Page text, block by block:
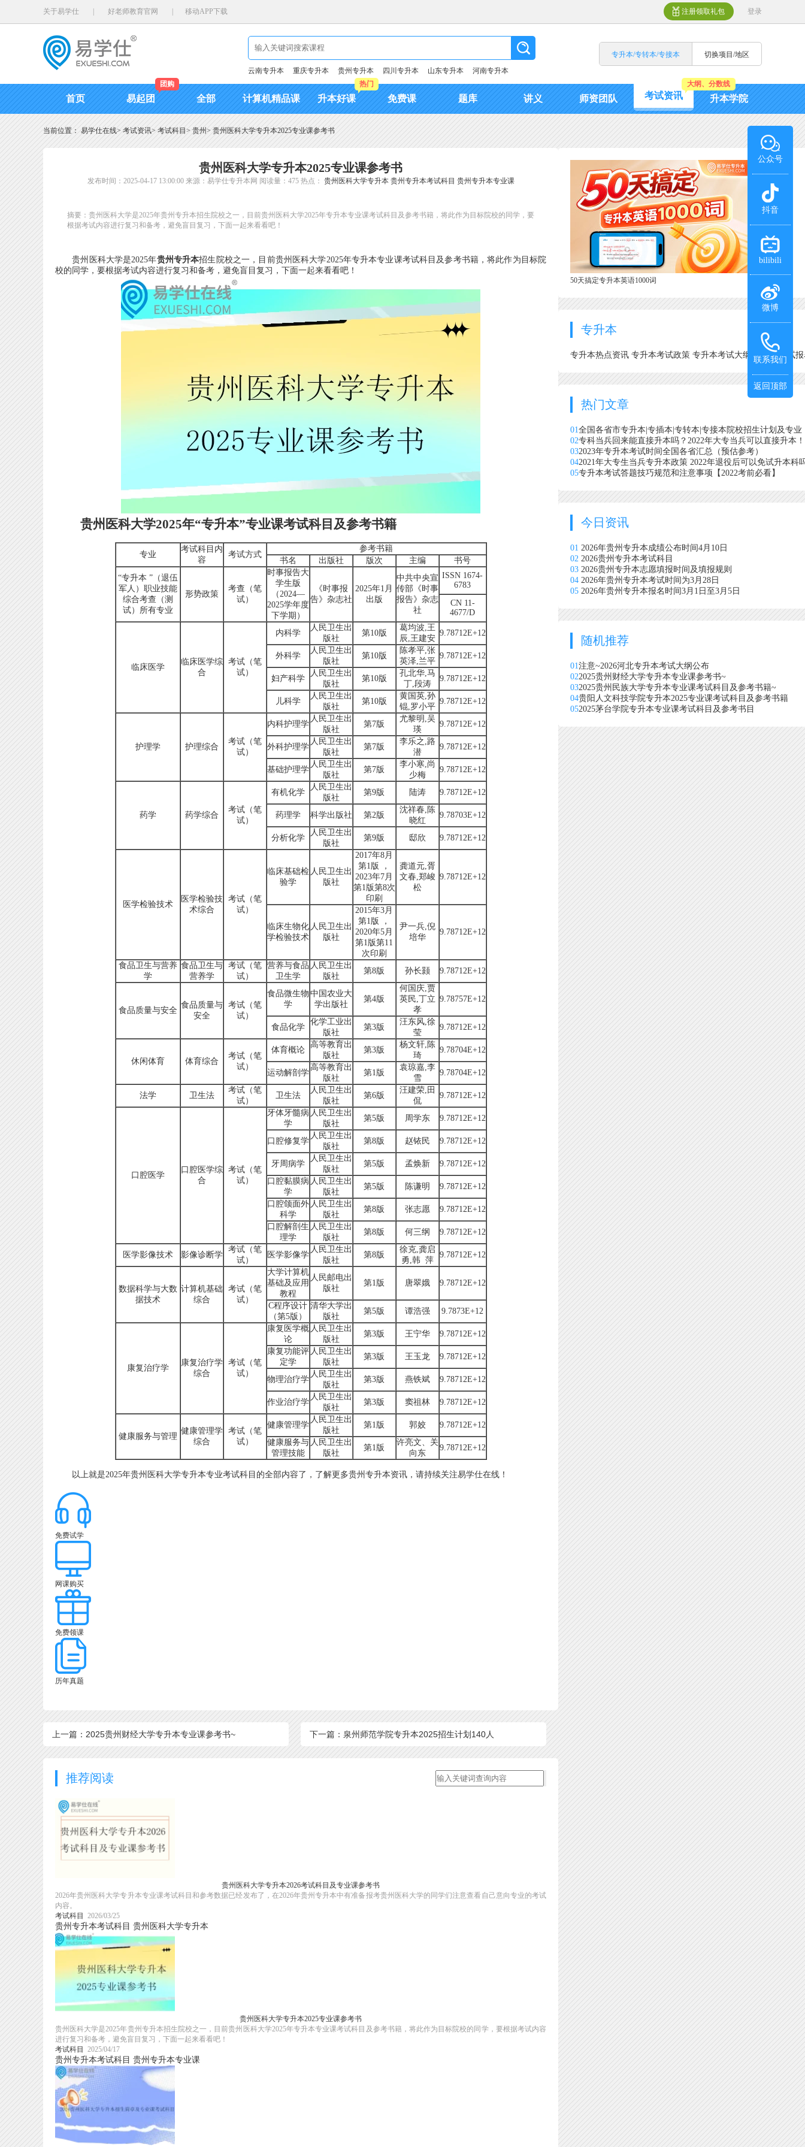
关于易学仕 好老师教育官网 移动APP下载 注册领取礼包 登录
云南专升本 重庆专升本 贵州专升本 四川专升本 山东专升本 河南专升本
专升本/专转本/专接本 切换项目/地区
首页 易起团
团购
全部 计算机精品课 升本好课
热门
免费课 题库 讲义 师资团队 考试资讯
大纲、分数线
升本学院
当前位置： 易学仕在线> 考试资讯> 考试科目 > 贵州> 贵州医科大学专升本2025专业课参考书
贵州医科大学专升本2025专业课参考书
发布时间：2025-04-17 13:00:00 来源：易学仕专升本网 阅读量：475 热点： 贵州医科大学专升本 贵州专升本考试科目 贵州专升本专业课
摘要：贵州医科大学是2025年贵州专升本招生院校之一，目前贵州医科大学2025年专升本专业课考试科目及参考书籍，将此作为目标院校的同学，要
根据考试内容进行复习和备考，避免盲目复习，下面一起来看看吧！
贵州医科大学是2025年贵州专升本招生院校之一，目前贵州医科大学2025年专升本专业课考试科目及参考书籍，将此作为目标院
校的同学，要根据考试内容进行复习和备考，避免盲目复习，下面一起来看看吧！
贵州医科大学2025年“专升本”专业课考试科目及参考书籍
专业
考试科目内
容
考试方式
参考书籍
书名
出版社 版次 主编
书号
“专升本 ”（退伍
军人）职业技能
综合考查（测
试）所有专业
形势政策
考查（笔
试）
时事报告大
学生版
（2024—
2025学年度
下学期）
《时事报
告》杂志社
2025年1月
出版
中共中央宣
传部《时事
报告》杂志
社
ISSN 1674-
6783
CN 11-
4677/D
临床医学
临床医学综
合
考试（笔
试）
内科学
人民卫生出
版社
第10版
葛均波,王
辰,王建安
9.78712E+12
外科学
人民卫生出
版社
第10版
陈孝平,张
英泽,兰平
9.78712E+12
妇产科学
人民卫生出
版社
第10版
孔北华,马
丁,段涛
9.78712E+12
儿科学
人民卫生出
版社
第10版
黄国英,孙
锟,罗小平
9.78712E+12
护理学 护理综合
考试（笔
试）
内科护理学
人民卫生出
版社
第7版
尤黎明,吴
瑛
9.78712E+12
外科护理学
人民卫生出
版社
第7版
李乐之,路
潜
9.78712E+12
基础护理学
人民卫生出
版社
第7版
李小寒,尚
少梅
9.78712E+12
药学 药学综合
考试（笔
试）
有机化学
人民卫生出
版社
第9版 陆涛 9.78712E+12
药理学 科学出版社 第2版
沈祥春,陈
晓红
9.78703E+12
分析化学
人民卫生出
版社
第9版 邸欣 9.78712E+12
医学检验技术
医学检验技
术综合
考试（笔
试）
临床基础检
验学
人民卫生出
版社
2017年8月
第1版 ，
2023年7月
第1版第8次
印刷
龚道元,胥
文春,郑峻
松
9.78712E+12
临床生物化
学检验技术
人民卫生出
版社
2015年3月
第1版 ，
2020年5月
第1版第11
次印刷
尹一兵,倪
培华
9.78712E+12
食品卫生与营养
学
食品卫生与
营养学
考试（笔
试）
营养与食品
卫生学
人民卫生出
版社
第8版 孙长颢 9.78712E+12
食品质量与安全
食品质量与
安全
考试（笔
试）
食品微生物
学
中国农业大
学出版社
第4版
何国庆,贾
英民,丁立
孝
9.78757E+12
食品化学
化学工业出
版社
第3版
汪东风,徐
莹
9.78712E+12
休闲体育 体育综合
考试（笔
试）
体育概论
高等教育出
版社
第3版
杨文轩,陈
琦
9.78704E+12
运动解剖学
高等教育出
版社
第1版
袁琼嘉,李
雪
9.78704E+12
法学 卫生法
考试（笔
试）
卫生法
人民卫生出
版社
第6版
汪建荣,田
侃
9.78712E+12
口腔医学
口腔医学综
合
考试（笔
试）
牙体牙髓病
学
人民卫生出
版社
第5版 周学东 9.78712E+12
口腔修复学
人民卫生出
版社
第8版 赵铱民 9.78712E+12
牙周病学
人民卫生出
版社
第5版 孟焕新
9.78712E+12
口腔黏膜病
学
人民卫生出
版社
第5版 陈谦明
9.78712E+12
口腔颌面外
科学
人民卫生出
版社
第8版 张志愿
9.78712E+12
口腔解剖生
理学
人民卫生出
版社
第8版 何三纲 9.78712E+12
医学影像技术 影像诊断学
考试（笔
试）
医学影像学
人民卫生出
版社
第8版
徐克,龚启
勇,韩 萍
9.78712E+12
数据科学与大数
据技术
计算机基础
综合
考试（笔
试）
大学计算机
基础及应用
教程
人民邮电出
版社
第1版 唐翠娥 9.78712E+12
C程序设计
（第5版）
清华大学出
版社
第5版 谭浩强 9.7873E+12
康复治疗学
康复治疗学
综合
考试（笔
试）
康复医学概
论
人民卫生出
版社
第3版 王宁华
9.78712E+12
康复功能评
定学
人民卫生出
版社
第3版 王玉龙 9.78712E+12
物理治疗学
人民卫生出
版社
第3版 燕铁斌 9.78712E+12
作业治疗学
人民卫生出
版社
第3版 窦祖林 9.78712E+12
健康服务与管理
健康管理学
综合
考试（笔
试）
健康管理学
人民卫生出
版社
第1版 郭姣
9.78712E+12
健康服务与
管理技能
人民卫生出
版社
第1版
许亮文、关
向东
9.78712E+12
以上就是2025年贵州医科大学专升本专业考试科目的全部内容了，了解更多贵州专升本资讯，请持续关注易学仕在线！
免费试学
网课购买
免费领课
历年真题
上一篇：2025贵州财经大学专升本专业课参考书~ 下一篇：泉州师范学院专升本2025招生计划140人
推荐阅读
贵州医科大学专升本2026考试科目及专业课参考书
2026年贵州医科大学专升本专业课考试科目和参考数据已经发布了，在2026年贵州专升本中有准备报考贵州医科大学的同学们注意查看自己意向专业的考试
内容。
考试科目
2026/03/25
贵州专升本考试科目 贵州医科大学专升本
贵州医科大学专升本2025专业课参考书
贵州医科大学是2025年贵州专升本招生院校之一，目前贵州医科大学2025年专升本专业课考试科目及参考书籍，将此作为目标院校的同学，要根据考试内容
进行复习和备考，避免盲目复习，下面一起来看看吧！
考试科目 2025/04/17
贵州专升本考试科目 贵州专升本专业课
50天搞定专升本英语1000词
专升本
专升本热点资讯 专升本考试政策 专升本考试大纲 专升本考试
热门文章
01全国各省市专升本|专插本|专转本|专接本院校招生计划及专业
02专科当兵回来能直接升本吗？2022年大专当兵可以直接升本！
032023年专升本考试时间全国各省汇总（预估参考）
042021年大专生当兵专升本政策 2022年退役后可以免试升本科
05专升本考试答题技巧规范和注意事项【2022考前必看】
今日资讯
01 2026年贵州专升本成绩公布时间4月10日
02 2026贵州专升本考试科目
03 2026贵州专升本志愿填报时间及填报规则
04 2026年贵州专升本考试时间为3月28日
05 2026年贵州专升本报名时间3月1日至3月5日
随机推荐
01注意~2026河北专升本考试大纲公布
022025贵州财经大学专升本专业课参考书~
032025贵州民族大学专升本专业课考试科目及参考书籍~
04贵阳人文科技学院专升本2025专业课考试科目及参考书籍
052025茅台学院专升本专业课考试科目及参考书目
公众号
抖音
bilibili
微博
联系我们
返回顶部